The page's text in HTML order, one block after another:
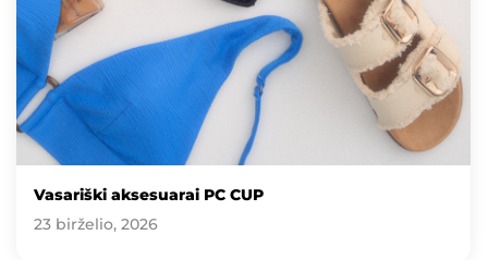
Vasariški aksesuarai PC CUP
23 birželio, 2026